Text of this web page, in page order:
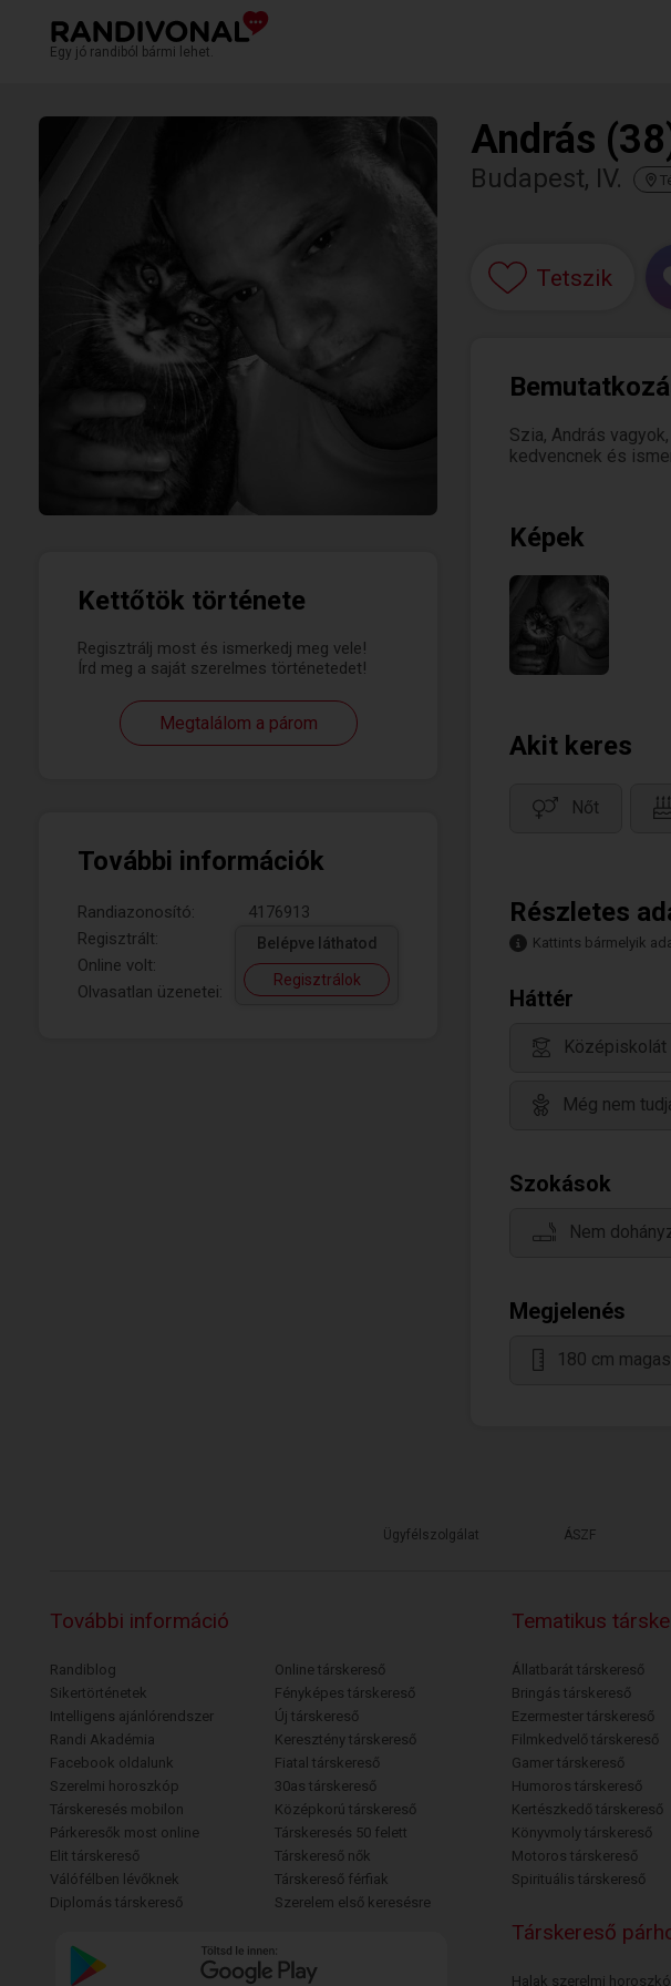
Egy jó randiból bármi lehet.
Kettőtök története
Regisztrálj most és ismerkedj meg vele!
Írd meg a saját szerelmes történetedet!
Megtalálom a párom
További információk
Randiazonosító:
4176913
Regisztrált:
Online volt:
Olvasatlan üzenetei:
Belépve láthatod
Regisztrálok
András
Budapest, IV.
Tetszik
Szia, András
kedvencnek és
Képek
Akit keres
Nőt
Részletes
Kattints bármelyik
Háttér
Még nem
Szokások
Nem
Megjelenés
180 cm magas
Ügyfélszolgálat ÁSZF
További információ
Randiblog
Sikertörténetek
Intelligens ajánlórendszer
Randi Akadémia
Facebook oldalunk
Szerelmi horoszkóp
Társkeresés mobilon
Párkeresők most online
Elit társkereső
Válófélben lévőknek
Diplomás társkereső
Online társkereső
Fényképes társkereső
Új társkereső
Keresztény társkereső
Fiatal társkereső
30as társkereső
Középkorú társkereső
Társkeresés 50 felett
Társkereső nők
Társkereső férfiak
Szerelem első keresésre
Tematikus
Állatbarát társkereső
Bringás társkereső
Ezermester társkereső
Filmkedvelő társkereső
Gamer társkereső
Humoros társkereső
Kertészkedő társkereső
Könyvmoly társkereső
Motoros társkereső
Spirituális társkereső
Társkereső
Halak szerelmi